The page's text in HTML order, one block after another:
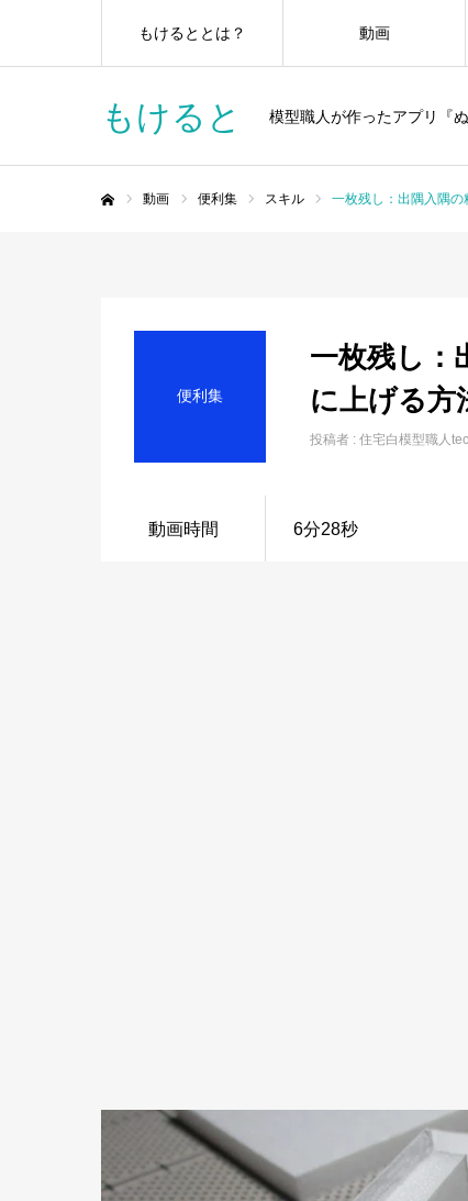
もけると 模型職人が作ったアプリ『ぬ
もけるととは？ 動画
動画 便利集 スキル 一枚残し：出隅入隅
便利集
一枚残し：
に上げる方
投稿者 : 住宅白模型職人
動画時間 6分28秒